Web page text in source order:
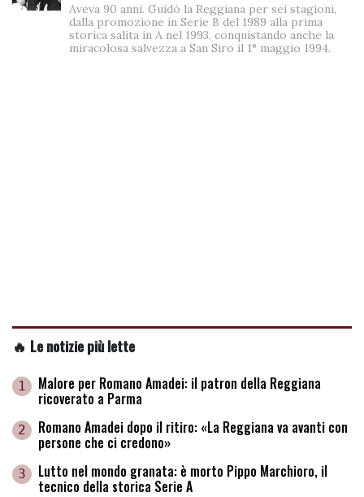
Aveva 90 anni. Guidò la Reggiana per sei stagioni,
dalla promozione in Serie B del 1989 alla prima
storica salita in A nel 1993, conquistando anche la
miracolosa salvezza a San Siro il 1° maggio 1994.
🔥 Le notizie più lette
1 Malore per Romano Amadei: il patron della Reggiana
ricoverato a Parma
2 Romano Amadei dopo il ritiro: «La Reggiana va avanti con
persone che ci credono»
3 Lutto nel mondo granata: è morto Pippo Marchioro, il
tecnico della storica Serie A